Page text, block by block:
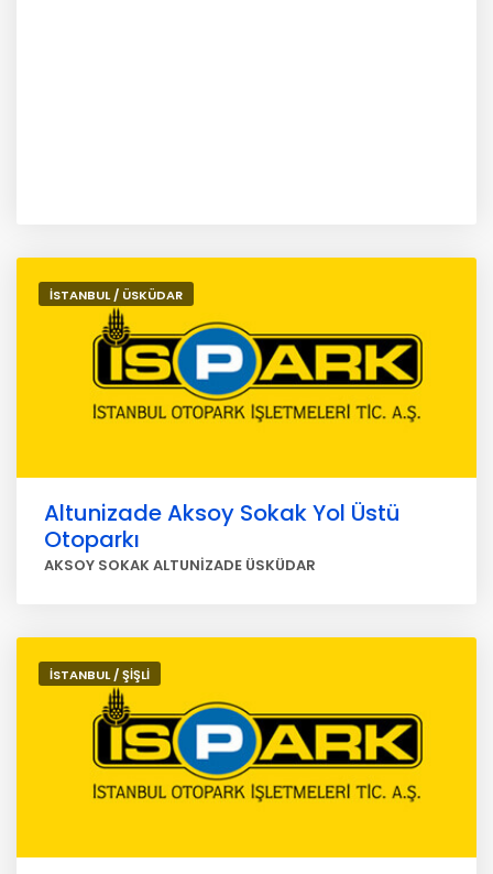
İSTANBUL / ÜSKÜDAR
Altunizade Aksoy Sokak Yol Üstü
Otoparkı
AKSOY SOKAK ALTUNİZADE ÜSKÜDAR
İSTANBUL / ŞİŞLİ